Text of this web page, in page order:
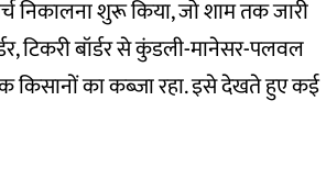
निकालना शुरू किया, जो शाम तक जारी
टिकरी बॉर्डर से कुंडली-मानेसर-पलवल
किसानों का कब्जा रहा. इसे देखते हुए कई